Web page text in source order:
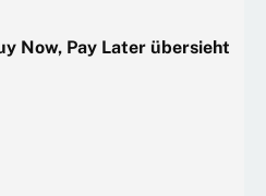
Now, Pay Later übersieht